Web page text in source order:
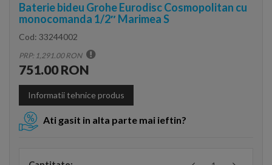
Baterie bideu Grohe Eurodisc Cosmopolitan cu
monocomanda 1/2″ Marimea S
Cod: 33244002
PRP: 1,291.00 RON
751.00 RON
Informatii tehnice produs
Ati gasit in alta parte mai ieftin?